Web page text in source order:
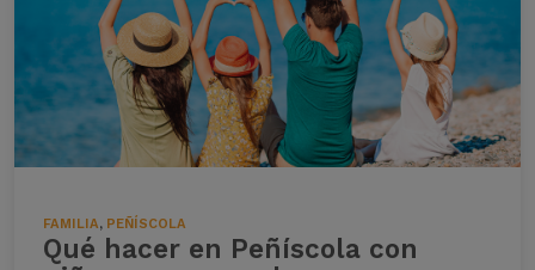
FAMILIA, PEÑÍSCOLA
Qué hacer en Peñíscola con